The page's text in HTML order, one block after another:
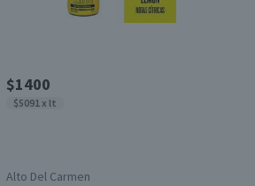
$1400
$5091 x lt
Alto Del Carmen